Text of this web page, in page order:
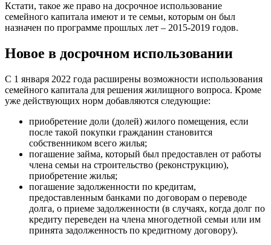
Кстати, такое же право на досрочное использование
семейного капитала имеют и те семьи, которым он был
назначен по программе прошлых лет – 2015-2019 годов.
Новое в досрочном использовании
С 1 января 2022 года расширены возможности использования
семейного капитала для решения жилищного вопроса. Кроме
уже действующих норм добавляются следующие:
приобретение доли (долей) жилого помещения, если
после такой покупки гражданин становится
собственником всего жилья;
погашение займа, который был предоставлен от работы
члена семьи на строительство (реконструкцию),
приобретение жилья;
погашение задолженности по кредитам,
предоставленным банками по договорам о переводе
долга, о приеме задолженности (в случаях, когда долг по
кредиту переведен на члена многодетной семьи или им
принята задолженность по кредитному договору).